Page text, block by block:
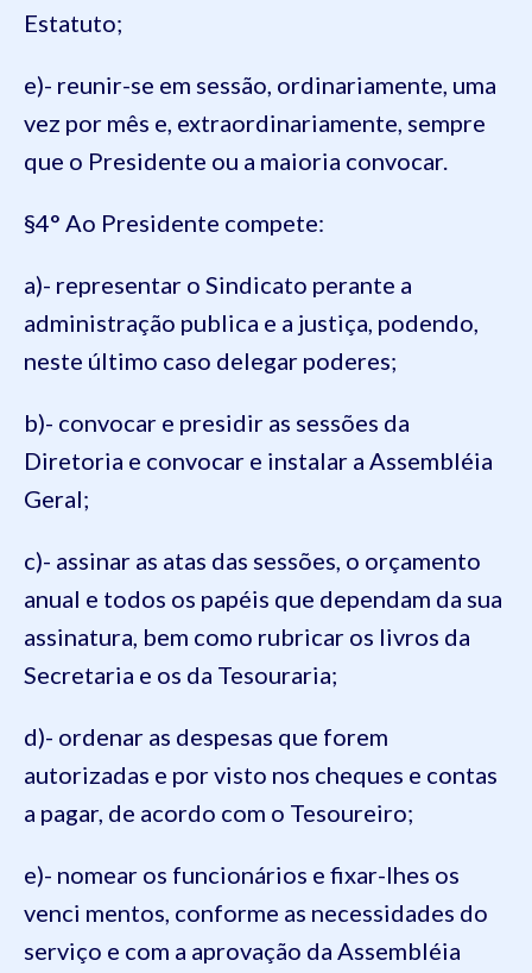
Estatuto;
e)- reunir-se em sessão, ordinariamente, uma
vez por mês e, extraordinariamente, sempre
que o Presidente ou a maioria convocar.
§4° Ao Presidente compete:
a)- representar o Sindicato perante a
administração publica e a justiça, podendo,
neste último caso delegar poderes;
b)- convocar e presidir as sessões da
Diretoria e convocar e instalar a Assembléia
Geral;
c)- assinar as atas das sessões, o orçamento
anual e todos os papéis que dependam da sua
assinatura, bem como rubricar os livros da
Secretaria e os da Tesouraria;
d)- ordenar as despesas que forem
autorizadas e por visto nos cheques e contas
a pagar, de acordo com o Tesoureiro;
e)- nomear os funcionários e fixar-lhes os
venci mentos, conforme as necessidades do
serviço e com a aprovação da Assembléia